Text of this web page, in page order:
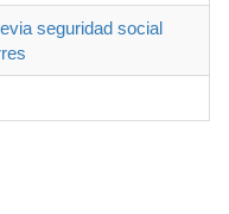
seguridad social